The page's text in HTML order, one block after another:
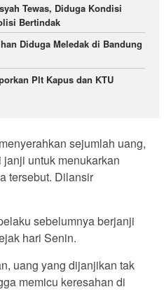
Tewas, Diduga Kondisi
Bertindak
Diduga Meledak di Bandung
Plt Kapus dan KTU
sejumlah uang,
untuk menukarkan
tersebut. Dilansir
sebelumnya berjanji
hari Senin.
uang yang dijanjikan tak
memicu keresahan di